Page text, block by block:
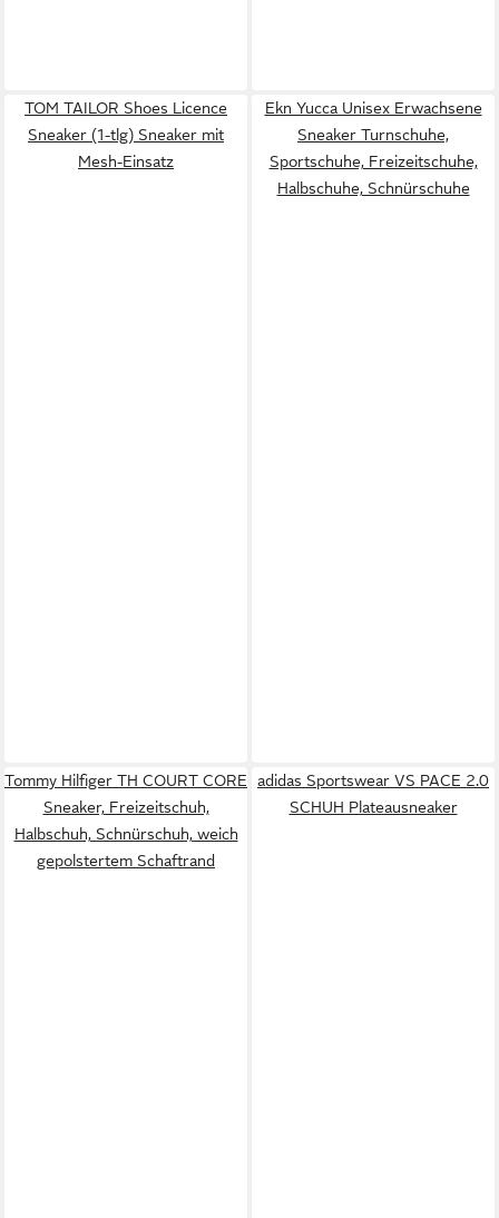
TOM TAILOR Shoes Licence
Sneaker (1-tlg) Sneaker mit
Mesh-Einsatz
Ekn Yucca Unisex Erwachsene
Sneaker Turnschuhe,
Sportschuhe, Freizeitschuhe,
Halbschuhe, Schnürschuhe
Tommy Hilfiger TH COURT CORE
Sneaker, Freizeitschuh,
Halbschuh, Schnürschuh, weich
gepolstertem Schaftrand
adidas Sportswear VS PACE 2.0
SCHUH Plateausneaker